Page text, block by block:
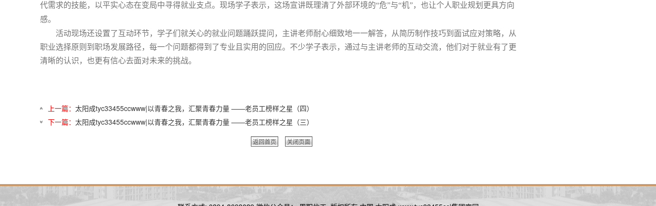
代需求的技能，以平实心态在变局中寻得就业支点。现场学子表示，这场宣讲既理清了外部环境的“危”与“机”，也让个人职业规划更具方向
感。
活动现场还设置了互动环节，学子们就关心的就业问题踊跃提问，主讲老师耐心细致地一一解答，从简历制作技巧到面试应对策略，从
职业选择原则到职场发展路径，每一个问题都得到了专业且实用的回应。不少学子表示，通过与主讲老师的互动交流，他们对于就业有了更
清晰的认识，也更有信心去面对未来的挑战。
上一篇： 太阳成tyc33455ccwww|以青春之我，汇聚青春力量 ——老员工榜样之星（四）
下一篇： 太阳成tyc33455ccwww|以青春之我，汇聚青春力量 ——老员工榜样之星（三）
返回首页 关闭页面